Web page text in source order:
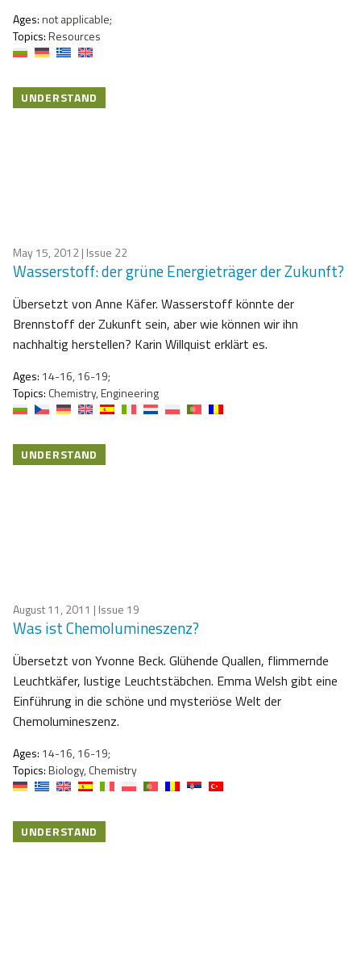
Ages:not applicable;
Topics:Resources
UNDERSTAND
May 15, 2012| Issue 22
Wasserstoff: der grüne Energieträger der Zukunft?
Übersetzt von Anne Käfer. Wasserstoff könnte der
Brennstoff der Zukunft sein, aber wie können wir ihn
nachhaltig herstellen? Karin Willquist erklärt es.
Ages: 14-16, 16-19;
Topics: Chemistry, Engineering
UNDERSTAND
August 11, 2011 | Issue 19
Was ist Chemolumineszenz?
Übersetzt von Yvonne Beck. Glühende Quallen, flimmernde
Leuchtkäfer, lustige Leuchtstäbchen. Emma Welsh gibt eine
Einführung in die schöne und mysteriöse Welt der
Chemolumineszenz.
Ages: 14-16, 16-19;
Topics:Biology, Chemistry
UNDERSTAND